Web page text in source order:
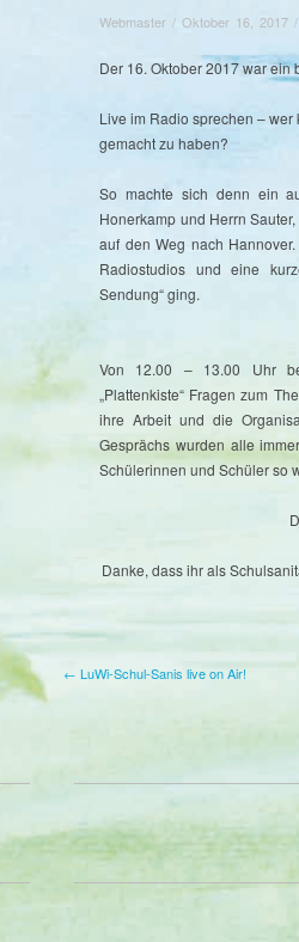
Webmaster /Oktober 16, 2017 /
Der 16. Oktober 2017 war
Live im Radio sprechen –
gemacht zu haben?
So machte sich denn ein
Honerkamp und Herrn
auf den Weg nach
Radiostudios und eine
Sendung“ ging.
Von 12.00 – 13.00 Uhr
„Plattenkiste“ Fragen zum
ihre Arbeit und die
Gesprächs wurden alle
Schülerinnen und Schüler so
Danke, dass ihr als
← LuWi-Schul-Sanis live on Air!